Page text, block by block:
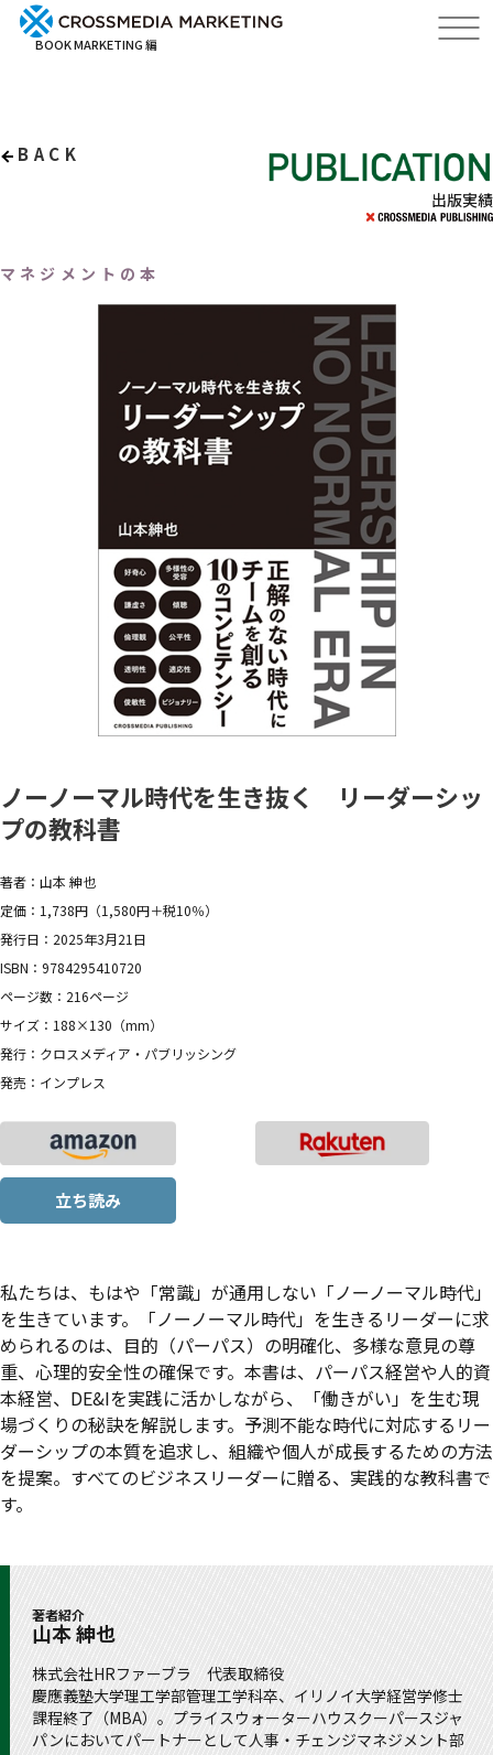
BOOK MARKETING 編
BACK
出版実績
マネジメントの本
ノーノーマル時代を生き抜く リーダーシッ
プの教科書
著者：山本 紳也
定価：1,738円（1,580円＋税10％）
発行日：2025年3月21日
ISBN：9784295410720
ページ数：216ページ
サイズ：188×130（mm）
発行：クロスメディア・パブリッシング
発売：インプレス
立ち読み
私たちは、もはや「常識」が通用しない「ノーノーマル時代」
を生きています。「ノーノーマル時代」を生きるリーダーに求
められるのは、目的（パーパス）の明確化、多様な意見の尊
重、心理的安全性の確保です。本書は、パーパス経営や人的資
本経営、DE&Iを実践に活かしながら、「働きがい」を生む現
場づくりの秘訣を解説します。予測不能な時代に対応するリー
ダーシップの本質を追求し、組織や個人が成長するための方法
を提案。すべてのビジネスリーダーに贈る、実践的な教科書で
す。
著者紹介
山本 紳也
株式会社HRファーブラ 代表取締役
慶應義塾大学理工学部管理工学科卒、イリノイ大学経営学修士
課程終了（MBA）。プライスウォーターハウスクーパースジャ
パンにおいてパートナーとして人事・チェンジマネジメント部